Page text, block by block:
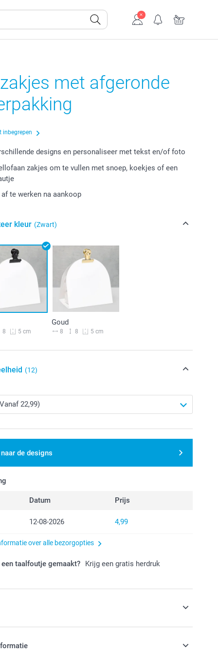
met afgeronde
inbegrepen
designs en personaliseer met tekst en/of foto
zakjes om te vullen met snoep, koekjes of een
te werken na aankoop
kleur (Zwart)
8 5 cm
Goud
8 8 5 cm
(12)
naar de designs
Datum Prijs
12-08-2026 4,99
over alle bezorgopties
een taalfoutje gemaakt? Krijg een gratis herdruk
met lekkere snoepjes